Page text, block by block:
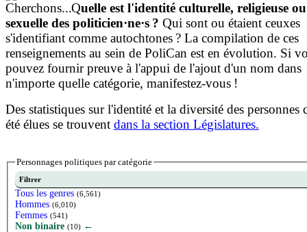
Quelle est l'identité culturelle, religieuse ou
sexuelle des politicien·ne·s ? Qui sont ou étaient ceuxes
s'identifiant comme autochtones ? La compilation de ces
renseignements au sein de PoliCan est en évolution. Si
pouvez fournir preuve à l'appui de l'ajout d'un nom dans
n'importe quelle catégorie, manifestez-vous !
Des statistiques sur l'identité et la diversité des personnes
été élues se trouvent dans la section Législatures.
Personnages politiques par catégorie
Filtrer
Tous les genres (6,561)
Hommes (6,010)
Femmes (541)
Non binaire (10) ←